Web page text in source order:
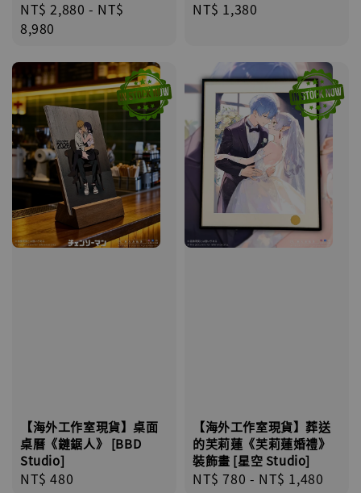
Regular
price
NT$ 2,880 - NT$
8,980
Regular
NT$ 1,380
【海外工作室現貨】桌面
桌曆《鏈鋸人》 [BBD
Studio]
Regular
NT$ 480
【海外工作室現貨】葬送
的芙莉蓮《芙莉蓮婚禮》
裝飾畫 [星空 Studio]
Regular
NT$ 780 - NT$ 1,480